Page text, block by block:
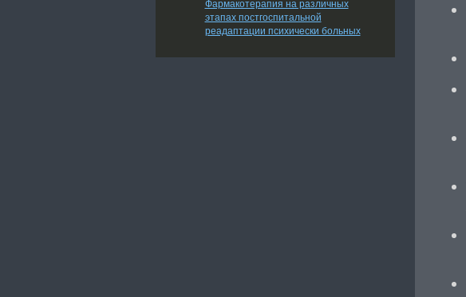
Фармакотерапия на различных
этапах постгоспитальной
реадаптации психически больных